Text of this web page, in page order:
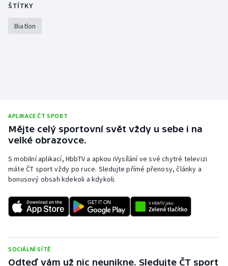
ŠTÍTKY
Biatlon
APLIKACE ČT SPORT
Mějte celý sportovní svět vždy u sebe i na
velké obrazovce.
S mobilní aplikací, HbbTV a apkou iVysílání ve své chytré televizi
máte ČT sport vždy po ruce. Sledujte přímé přenosy, články a
bonusový obsah kdekoli a kdykoli.
SOCIÁLNÍ SÍTĚ
Odteď vám už nic neunikne. Sledujte ČT sport